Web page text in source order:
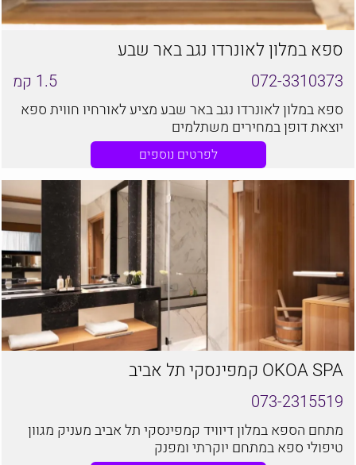
ספא במלון לאונרדו נגב באר שבע
072-3310373
1.5 קמ
ספא במלון לאונרדו נגב באר שבע מציע לאורחיו חווית ספא
יוצאת דופן במחירים משתלמים
לפרטים נוספים
OKOA SPA קמפינסקי תל אביב
073-2315519
מתחם הספא במלון דיוויד קמפינסקי תל אביב מעניק מגוון
טיפולי ספא במתחם יוקרתי ומפנק